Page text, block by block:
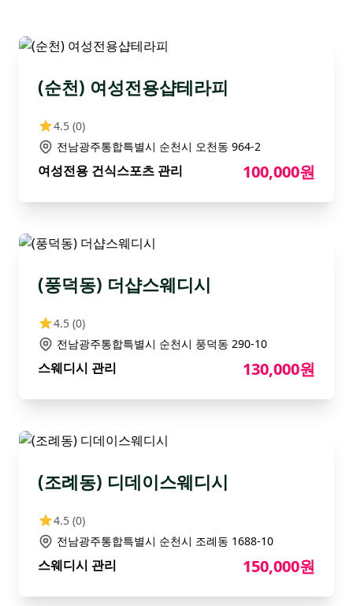
(순천) 여성전용샵테라피
4.5 (0)
전남광주통합특별시 순천시 오천동 964-2
여성전용 건식스포츠 관리 100,000원
(풍덕동) 더샵스웨디시
4.5 (0)
전남광주통합특별시 순천시 풍덕동 290-10
스웨디시 관리 130,000원
(조례동) 디데이스웨디시
4.5 (0)
전남광주통합특별시 순천시 조례동 1688-10
스웨디시 관리 150,000원